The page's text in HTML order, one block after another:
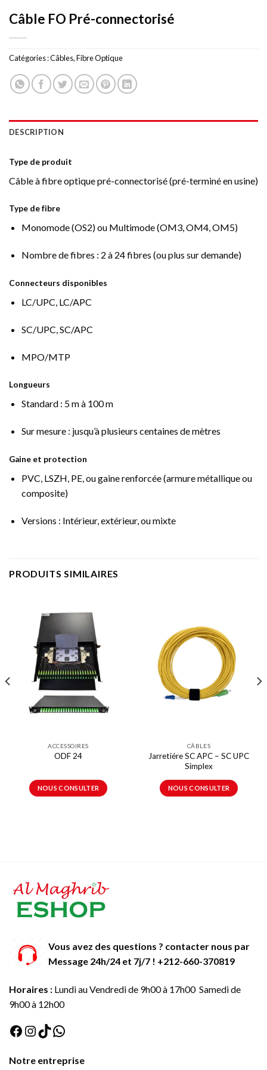
Câble FO Pré-connectorisé
Catégories :Câbles,Fibre Optique
DESCRIPTION
Type de produit
Câble à fibre optique pré-connectorisé (pré-terminé en usine)
Type de fibre
Monomode (OS2) ou Multimode (OM3, OM4, OM5)
Nombre de fibres : 2 à 24 fibres (ou plus sur demande)
Connecteurs disponibles
LC/UPC, LC/APC
SC/UPC, SC/APC
MPO/MTP
Longueurs
Standard : 5 m à 100 m
Sur mesure : jusqu’à plusieurs centaines de mètres
Gaine et protection
PVC, LSZH, PE, ou gaine renforcée (armure métallique ou
composite)
Versions : Intérieur, extérieur, ou mixte
PRODUITS SIMILAIRES
ACCESSOIRES
ODF 24
NOUS CONSULTER
CÂBLES
Jarretiére SC APC – SC UPC
Simplex
NOUS CONSULTER
Vous avez des questions ? contacter nous par
Message 24h/24 et 7j/7 ! +212-660-370819
Horaires : Lundi au Vendredi de 9h00 à 17h00 Samedi de
9h00 à 12h00
Facebook Instagram TikTok WhatsApp
Notre entreprise